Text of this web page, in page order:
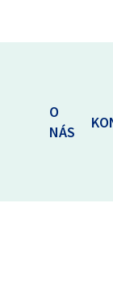
O
NÁS